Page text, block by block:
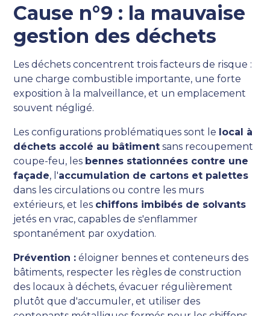
Cause n°9 : la mauvaise
gestion des déchets
Les déchets concentrent trois facteurs de risque :
une charge combustible importante, une forte
exposition à la malveillance, et un emplacement
souvent négligé.
Les configurations problématiques sont le local à
déchets accolé au bâtiment sans recoupement
coupe-feu, les bennes stationnées contre une
façade, l'accumulation de cartons et palettes
dans les circulations ou contre les murs
extérieurs, et les chiffons imbibés de solvants
jetés en vrac, capables de s'enflammer
spontanément par oxydation.
Prévention : éloigner bennes et conteneurs des
bâtiments, respecter les règles de construction
des locaux à déchets, évacuer régulièrement
plutôt que d'accumuler, et utiliser des